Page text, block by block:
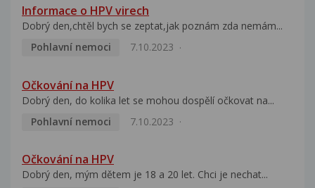
Informace o HPV virech
Dobrý den,chtěl bych se zeptat,jak poznám zda nemám...
Pohlavní nemoci
7.10.2023
Očkování na HPV
Dobrý den, do kolika let se mohou dospělí očkovat na...
Pohlavní nemoci
7.10.2023
Očkování na HPV
Dobrý den, mým dětem je 18 a 20 let. Chci je nechat...